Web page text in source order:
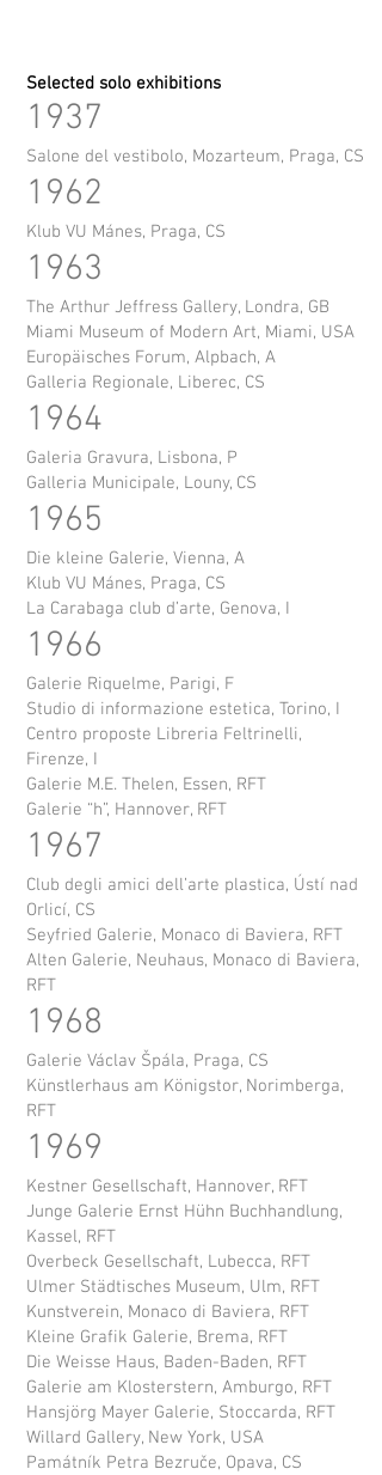
Selected solo exhibitions
1937
Salone del vestibolo, Mozarteum, Praga, CS
1962
Klub VU Mánes, Praga, CS
1963
The Arthur Jeffress Gallery, Londra, GB
Miami Museum of Modern Art, Miami, USA
Europäisches Forum, Alpbach, A
Galleria Regionale, Liberec, CS
1964
Galeria Gravura, Lisbona, P
Galleria Municipale, Louny, CS
1965
Die kleine Galerie, Vienna, A
Klub VU Mánes, Praga, CS
La Carabaga club d’arte, Genova, I
1966
Galerie Riquelme, Parigi, F
Studio di informazione estetica, Torino, I
Centro proposte Libreria Feltrinelli,
Firenze, I
Galerie M.E. Thelen, Essen, RFT
Galerie “h”, Hannover, RFT
1967
Club degli amici dell’arte plastica, Ústí nad
Orlicí, CS
Seyfried Galerie, Monaco di Baviera, RFT
Alten Galerie, Neuhaus, Monaco di Baviera,
RFT
1968
Galerie Václav Špála, Praga, CS
Künstlerhaus am Königstor, Norimberga,
RFT
1969
Kestner Gesellschaft, Hannover, RFT
Junge Galerie Ernst Hühn Buchhandlung,
Kassel, RFT
Overbeck Gesellschaft, Lubecca, RFT
Ulmer Städtisches Museum, Ulm, RFT
Kunstverein, Monaco di Baviera, RFT
Kleine Grafik Galerie, Brema, RFT
Die Weisse Haus, Baden-Baden, RFT
Galerie am Klosterstern, Amburgo, RFT
Hansjörg Mayer Galerie, Stoccarda, RFT
Willard Gallery, New York, USA
Památník Petra Bezruče, Opava, CS